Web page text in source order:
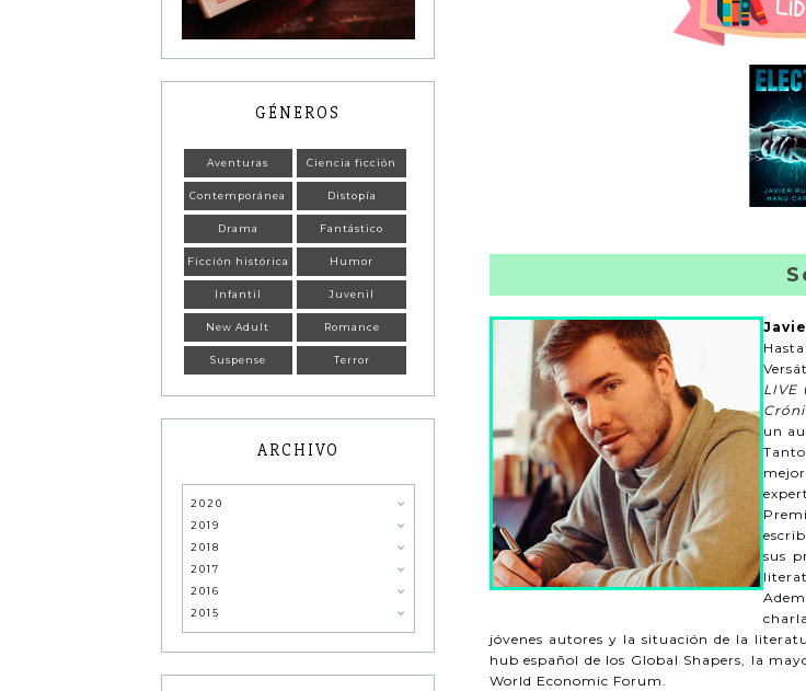
LIVE
un
sus
jóvenes autores y la situación de la
hub español de los Global Shapers, la
World Economic Forum.
GÉNEROS
Aventuras Ciencia ficción
Contemporánea Distopía
Drama Fantástico
Ficción histórica Humor
Infantil Juvenil
New Adult Romance
Suspense Terror
ARCHIVO
2020
2019
2018
2017
2016
2015